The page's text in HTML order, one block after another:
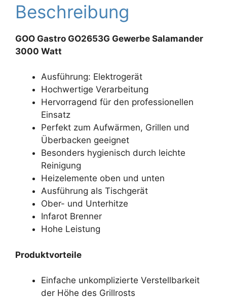
Beschreibung
GOO Gastro GO2653G Gewerbe Salamander
3000 Watt
Ausführung: Elektrogerät
Hochwertige Verarbeitung
Hervorragend für den professionellen
Einsatz
Perfekt zum Aufwärmen, Grillen und
Überbacken geeignet
Besonders hygienisch durch leichte
Reinigung
Heizelemente oben und unten
Ausführung als Tischgerät
Ober- und Unterhitze
Infarot Brenner
Hohe Leistung
Produktvorteile
Einfache unkomplizierte Verstellbarkeit
der Höhe des Grillrosts